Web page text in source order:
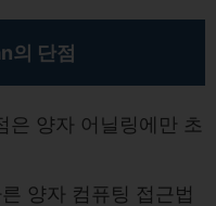
의 단점
은 양자 어닐링에만 초
양자 컴퓨팅 접근법